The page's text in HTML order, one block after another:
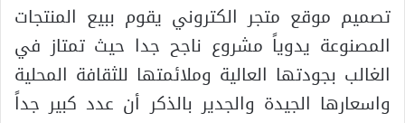
تصميم موقع متجر الكتروني يقوم ببيع المنتجات
المصنوعة يدوياً مشروع ناجح جدا حيث تمتاز في
الغالب بجودتها العالية وملائمتها للثقافة المحلية
واسعارها الجيدة والجدير بالذكر أن عدد كبير جداً